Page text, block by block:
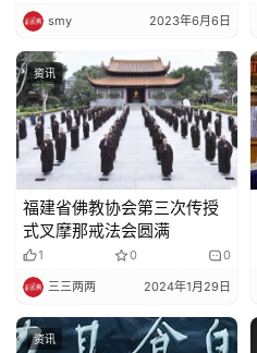
smy 2023年6月6日
资讯
福建省佛教协会第三次传授
式叉摩那戒法会圆满
1 0 0
三三两两 2024年1月29日
资讯